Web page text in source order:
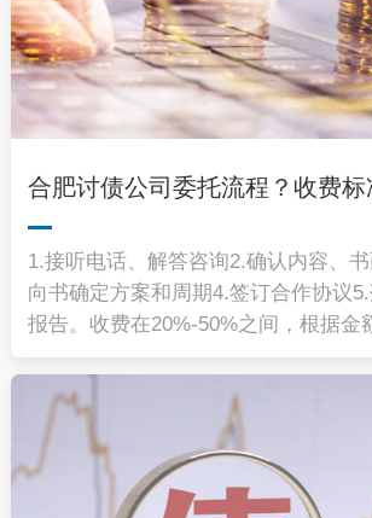
合肥讨债公司委托流程？收费标
1.接听电话、解答咨询2.确认内容、
向书确定方案和周期4.签订合作协议
报告。收费在20%-50%之间，根据金